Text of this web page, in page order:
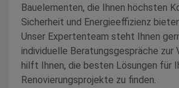
Bauelementen, die Ihnen höchsten
Sicherheit und Energieeffizienz
Unser Expertenteam steht Ihnen
individuelle Beratungsgespräche zur
hilft Ihnen, die besten Lösungen für
Renovierungsprojekte zu finden.